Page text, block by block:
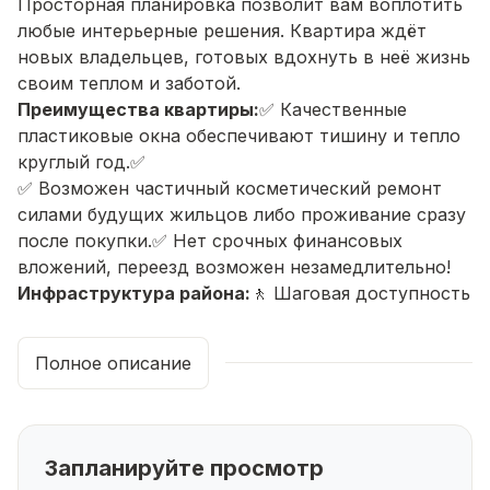
любые интерьерные решения. Квартира ждёт
новых владельцев, готовых вдохнуть в неё жизнь
своим теплом и заботой.
Преимущества квартиры:✅ Качественные
пластиковые окна обеспечивают тишину и тепло
круглый год.✅
✅ Возможен частичный косметический ремонт
силами будущих жильцов либо проживание сразу
после покупки.✅ Нет срочных финансовых
вложений, переезд возможен незамедлительно!
Инфраструктура района: 🚶 Шаговая доступность
Здесь вы найдёте всё необходимое рядом с
домом: магазины, аптеки, кафе, детские
транспортная развязка обеспечит быстрый
Интернациональная, Октябрьская, Трамвайная и
Полное описание
Запланируйте просмотр